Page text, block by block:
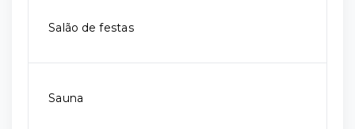
Salão de festas
Sauna